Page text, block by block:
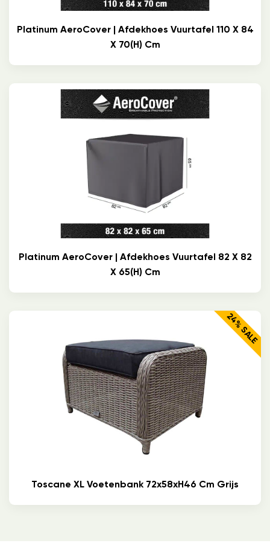
Platinum AeroCover | Afdekhoes Vuurtafel 110 X 84
X 70(h) Cm
Platinum AeroCover | Afdekhoes Vuurtafel 82 X 82
X 65(h) Cm
24% SALE
Toscane XL Voetenbank 72x58xH46 Cm Grijs